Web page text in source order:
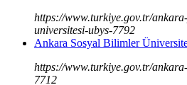
https://www.turkiye.gov.tr/
universitesi-ubys-7792
Ankara Sosyal Bilimler
https://www.turkiye.gov.tr/
7712